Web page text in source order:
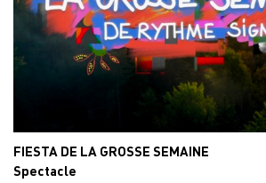
FIESTA DE LA GROSSE SEMAINE
Spectacle